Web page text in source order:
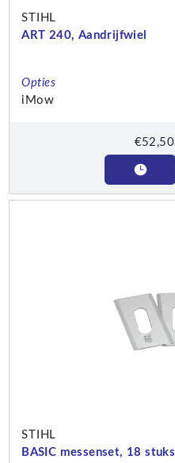
STIHL
ART 240, Aandrijfwiel
Opties
iMow
€52,50
STIHL
BASIC messenset, 18 stuks